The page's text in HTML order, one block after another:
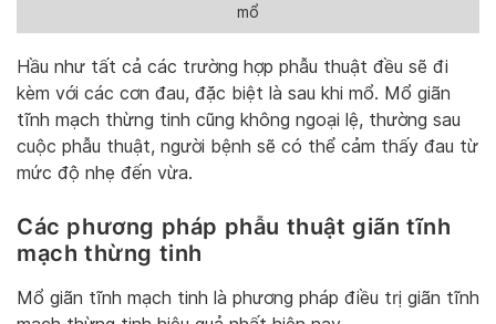
mổ
Hầu như tất cả các trường hợp phẫu thuật đều sẽ đi
kèm với các cơn đau, đặc biệt là sau khi mổ. Mổ giãn
tĩnh mạch thừng tinh cũng không ngoại lệ, thường sau
cuộc phẫu thuật, người bệnh sẽ có thể cảm thấy đau từ
mức độ nhẹ đến vừa.
Các phương pháp phẫu thuật giãn tĩnh
mạch thừng tinh
Mổ giãn tĩnh mạch tinh là phương pháp điều trị giãn tĩnh